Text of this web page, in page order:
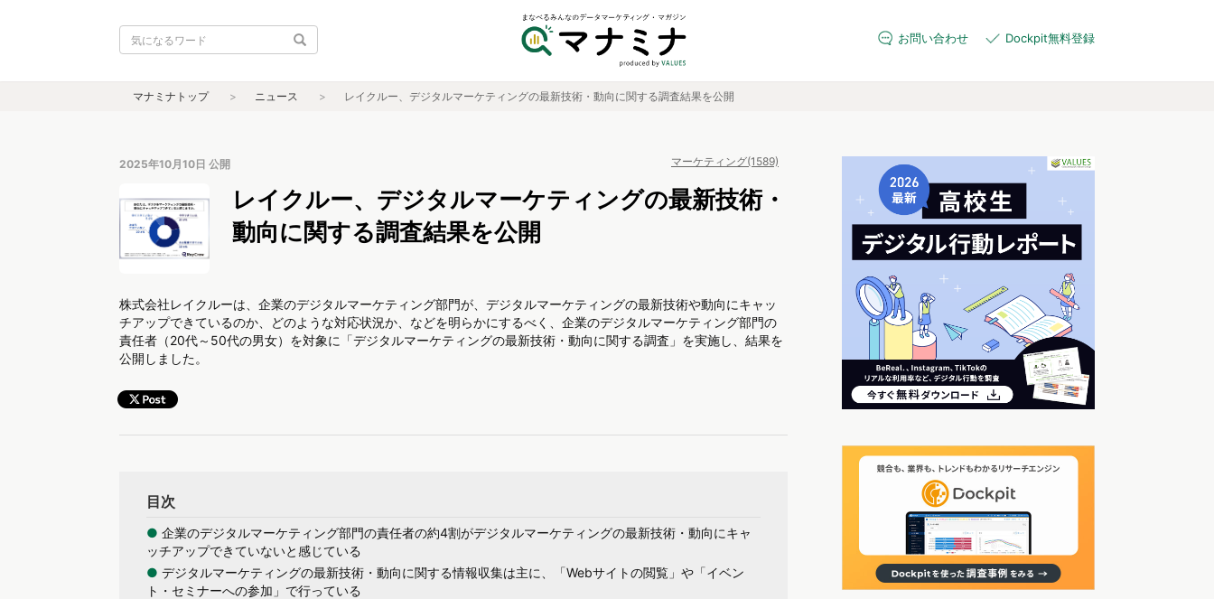
お問い合わせ Dockpit無料登録
マナミナトップ ニュース レイクルー、デジタルマーケティングの最新技術・動向に関する調査結果を公開
2025年10月10日 公開 マーケティング(1589)
レイクルー、デジタルマーケティングの最新技術・
動向に関する調査結果を公開
株式会社レイクルーは、企業のデジタルマーケティング部門が、デジタルマーケティングの最新技術や動向にキャッ
チアップできているのか、どのような対応状況か、などを明らかにするべく、企業のデジタルマーケティング部門の
責任者（20代～50代の男女）を対象に「デジタルマーケティングの最新技術・動向に関する調査」を実施し、結果を
公開しました。
目次
● 企業のデジタルマーケティング部門の責任者の約4割がデジタルマーケティングの最新技術・動向にキャ
ッチアップできていないと感じている
● デジタルマーケティングの最新技術・動向に関する情報収集は主に、「Webサイトの閲覧」や「イベン
ト・セミナーへの参加」で行っている